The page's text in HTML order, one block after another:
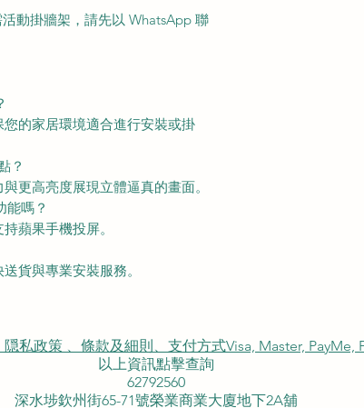
動掛牆架，請先以 WhatsApp 聯
的家居環境適合進行安裝或掛
？
更高亮度展現立體逼真的畫面。
能嗎？
蘋果手機投屏。
貨與專業安裝服務。
私政策 、條款及細則、支付方式Visa, Master, PayMe,
以上資訊點擊查詢
62792560
深水埗欽州街65-71號榮業商業大廈地下2A舖